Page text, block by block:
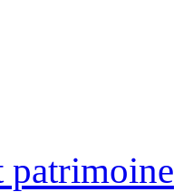
patrimoine